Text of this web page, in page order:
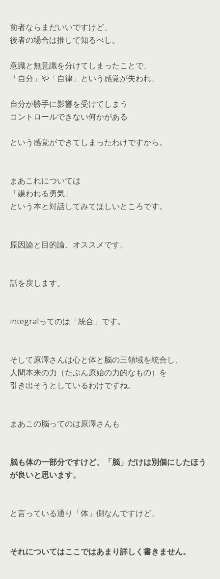
前者ならまだいいですけど、
後者の場合は推して知るべし。
意識と無意識を分けてしまったことで、
「自分」や「自律」という感覚が失われ、
自分が勝手に影響を受けてしまう
コントロールできない何かがある
という感覚ができてしまったわけですから。
まあこれについては
「嫌われる勇気」
という本と対話してみてほしいところです。
原因論と目的論、オススメです。
話を戻します。
integralってのは「統合」です。
そして原澤さんは心と体と脳の三領域を統合し、
人間本来の力（たぶん原始の力的なもの）を
引き出そうとしているわけですね。
まあこの脳ってのは原澤さんも
脳も体の一部分ですけど、「脳」だけは別個にしたほう
が良いと思います。
と言っている通り「体」側なんですけど、
それについてはここではあまり詳しく書きません。